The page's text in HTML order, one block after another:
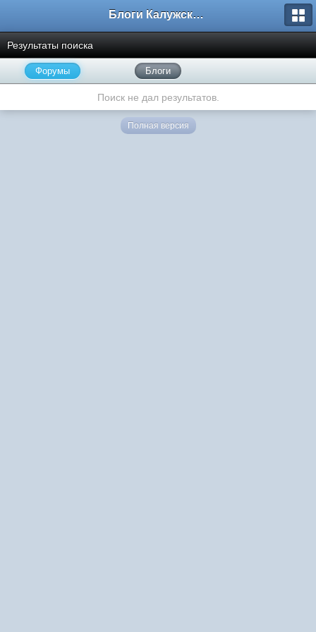
Блоги Калужского перекрестка
Результаты поиска
Форумы Блоги
Поиск не дал результатов.
Полная версия